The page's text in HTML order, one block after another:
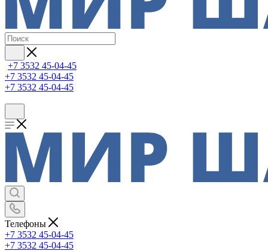
+7 3532 45-04-45
+7 3532 45-04-45
+7 3532 45-04-45
Телефоны
+7 3532 45-04-45
+7 3532 45-04-45